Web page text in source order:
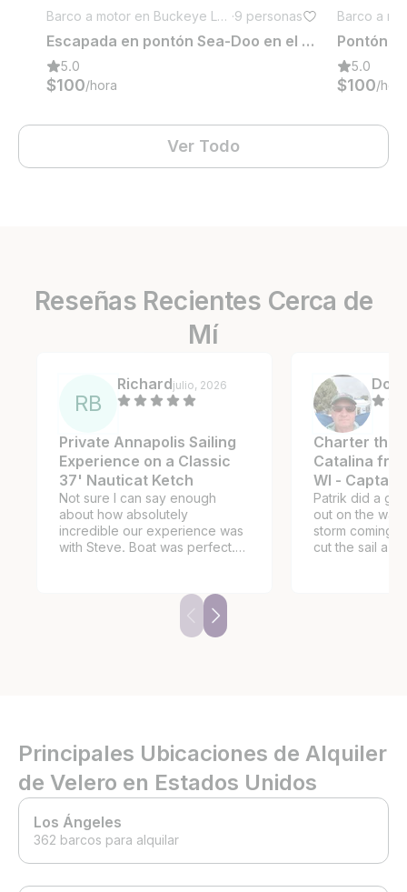
Barco a motor en Buckeye Lak
e
·9 personas
Escapada en pontón Sea-Doo en el lago Buckeye | Capacidad para 9 personas
5.0
$100/hora
Barco a
e
5.0
$100/hora
Ver Todo
Reseñas Recientes Cerca de
Mí
RB
Richardjulio, 2026
Private Annapolis Sailing
Experience on a Classic
37' Nauticat Ketch
Not sure I can say enough
about how absolutely
incredible our experience was
with Steve. Boat was perfect.
incredible! He took my wife,
Wednesday night races in
enough.
Charter this
Catalina
WI - Captain
Patrik did a
out on the
storm coming
cut the sail a
Principales Ubicaciones de Alquiler
de Velero en Estados Unidos
Los Ángeles
362 barcos para alquilar